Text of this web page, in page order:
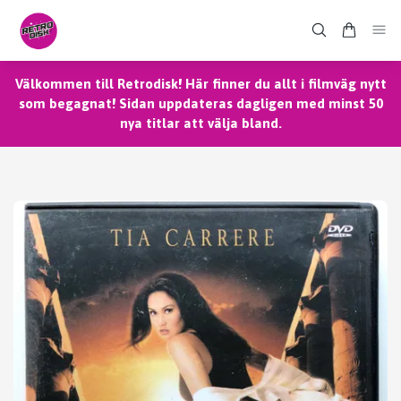
Välkommen till Retrodisk! Här finner du allt i filmväg nytt
som begagnat! Sidan uppdateras dagligen med minst 50
nya titlar att välja bland.